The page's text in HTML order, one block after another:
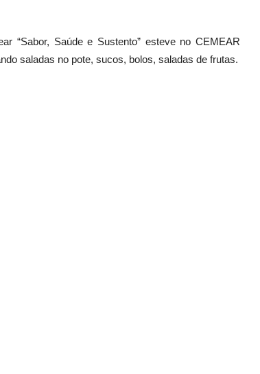
“Sabor, Saúde e Sustento” esteve no CEMEAR
saladas no pote, sucos, bolos, saladas de frutas.